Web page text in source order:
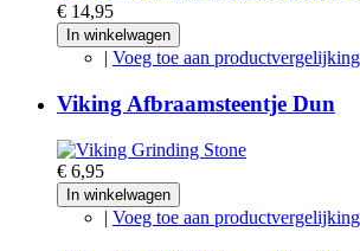
€ 14,95
In winkelwagen
| Voeg toe aan productvergelijking
Viking Afbraamsteentje Dun
€ 6,95
In winkelwagen
| Voeg toe aan productvergelijking